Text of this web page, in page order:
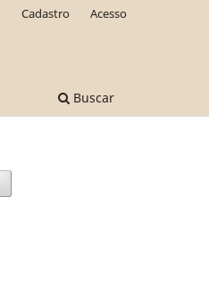
Buscar
Cadastro Acesso